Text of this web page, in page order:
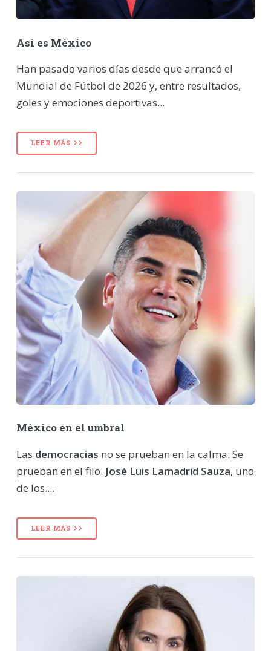
Así es México
Han pasado varios días desde que arrancó el
Mundial de Fútbol de 2026 y, entre resultados,
goles y emociones deportivas...
LEER MÁS
México en el umbral
Las democracias no se prueban en la calma. Se
prueban en el filo. José Luis Lamadrid Sauza, uno
de los....
LEER MÁS